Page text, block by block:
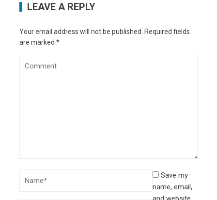
LEAVE A REPLY
Your email address will not be published. Required fields
are marked *
Save my
name, email,